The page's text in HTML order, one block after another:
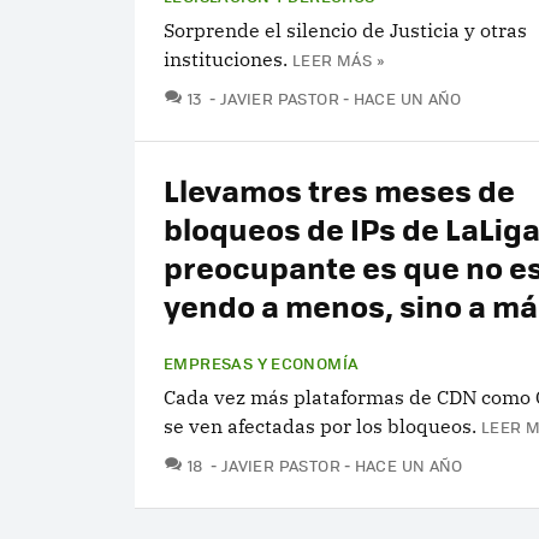
Sorprende el silencio de Justicia y otras
instituciones. LEER MÁS »
13 COMENTARIOS
JAVIER PASTOR HACE UN AÑO
Llevamos tres meses de
bloqueos de IPs de
preocupante es que no
yendo a menos, sino a
EMPRESAS Y ECONOMÍA
Cada vez más plataformas de CDN
se ven afectadas por los bloqueos. LEER
18 COMENTARIOS
JAVIER PASTOR HACE UN AÑO